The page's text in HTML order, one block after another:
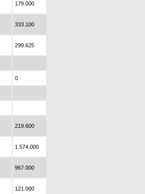
179.000
333.100
299.625
0
219.600
1.574.000
967.000
121.000